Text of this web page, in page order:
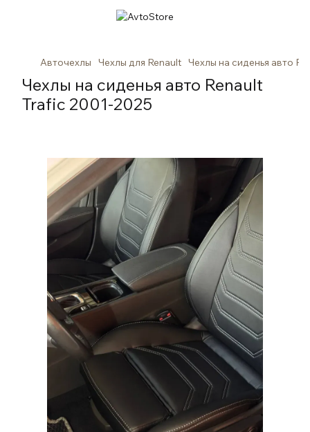
Авточехлы Чехлы для Renault Чехлы на сиденья авто
Чехлы на сиденья авто Renault
Trafic 2001-2025